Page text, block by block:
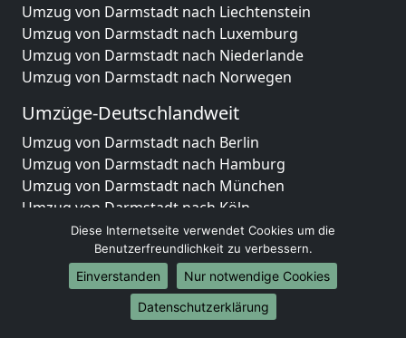
Umzug von Darmstadt nach Liechtenstein
Umzug von Darmstadt nach Luxemburg
Umzug von Darmstadt nach Niederlande
Umzug von Darmstadt nach Norwegen
Umzüge-Deutschlandweit
Umzug von Darmstadt nach Berlin
Umzug von Darmstadt nach Hamburg
Umzug von Darmstadt nach München
Umzug von Darmstadt nach Köln
Umzug von Darmstadt nach Frankfurt am Main
Umzug von Darmstadt nach Stuttgart
Umzug von Darmstadt nach Düsseldorf
Umzug von Darmstadt nach Leipzig
Umzug von Darmstadt nach Dortmund
Diese Internetseite verwendet Cookies um die
Benutzerfreundlichkeit zu verbessern.
Einverstanden
Nur notwendige Cookies
Datenschutzerklärung